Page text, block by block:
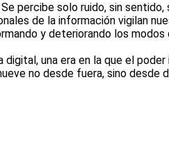
percibe solo ruido, sin
de la información vigilan
y deteriorando los modos
una era en la que el
no desde fuera, sino desde